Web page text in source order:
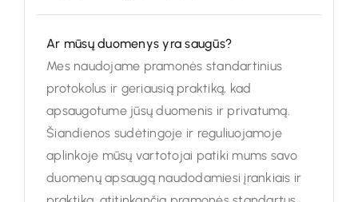
Ar mūsų duomenys yra saugūs?
Mes naudojame pramonės standartinius
protokolus ir geriausią praktiką, kad
apsaugotume jūsų duomenis ir privatumą.
Šiandienos sudėtingoje ir reguliuojamoje
aplinkoje mūsų vartotojai patiki mums savo
duomenų apsaugą naudodamiesi įrankiais ir